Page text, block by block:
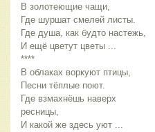
В золотеющие чащи,
Где шуршат смелей листы.
Где душа, как будто настежь,
И ещё цветут цветы ...
****
В облаках воркуют птицы,
Песни тёплые поют.
Где взмахнёшь наверх
ресницы,
И какой же здесь уют ...